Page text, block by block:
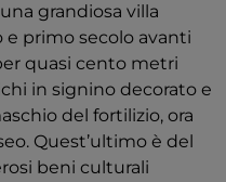
grandiosa villa
e primo secolo avanti
quasi cento metri
in signino decorato e
del fortilizio, ora
Quest’ultimo è del
beni culturali